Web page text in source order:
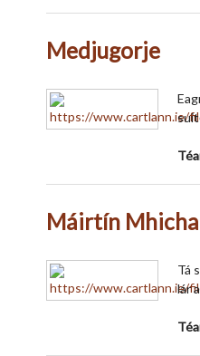
Medjugorje
Máirtín
Tá
lár